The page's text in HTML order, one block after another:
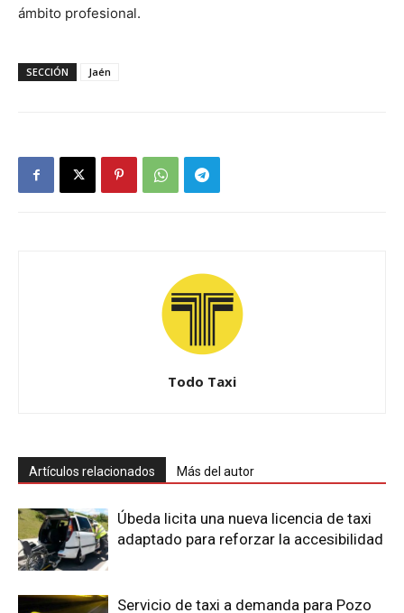
ámbito profesional.
SECCIÓN Jaén
Todo Taxi
Artículos relacionados Más del autor
Úbeda licita una nueva licencia de taxi
adaptado para reforzar la accesibilidad
Servicio de taxi a demanda para Pozo